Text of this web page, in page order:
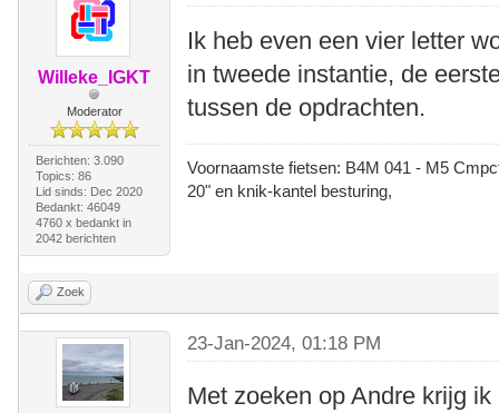
Willeke_IGKT
Moderator
Berichten: 3.090
Topics: 86
Lid sinds: Dec 2020
Bedankt: 46049
4760 x bedankt in
2042 berichten
Ik heb even een vier letter
in tweede instantie, de
tussen de opdrachten.
Voornaamste fietsen: B4M 041 - M5
20" en knik-kantel besturing,
Zoek
23-Jan-2024, 01:18 PM
Met zoeken op Andre krijg